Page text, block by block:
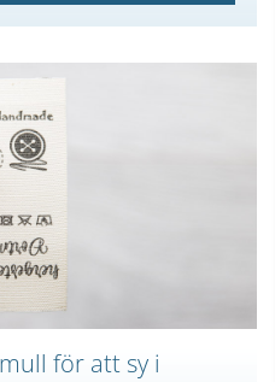
för att sy i